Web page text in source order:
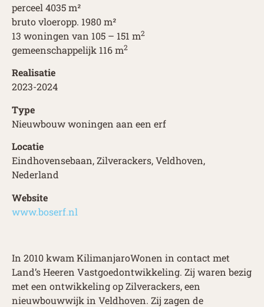
perceel 4035 m²
bruto vloeropp. 1980 m²
13 woningen van 105 – 151 m2
gemeenschappelijk 116 m2
Realisatie
2023-2024
Type
Nieuwbouw woningen aan een erf
Locatie
Eindhovensebaan, Zilverackers, Veldhoven,
Nederland
Website
www.boserf.nl
In 2010 kwam KilimanjaroWonen in contact met
Land’s Heeren Vastgoedontwikkeling. Zij waren bezig
met een ontwikkeling op Zilverackers, een
nieuwbouwwijk in Veldhoven. Zij zagen de